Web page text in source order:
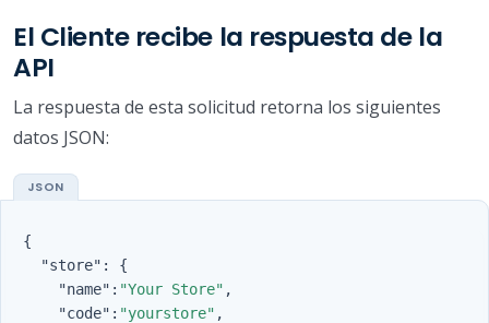
El Cliente recibe la respuesta de la
API
La respuesta de esta solicitud retorna los siguientes
datos JSON:
{
"store" :
{
"name" : "Your Store" ,
"code" : "yourstore" ,